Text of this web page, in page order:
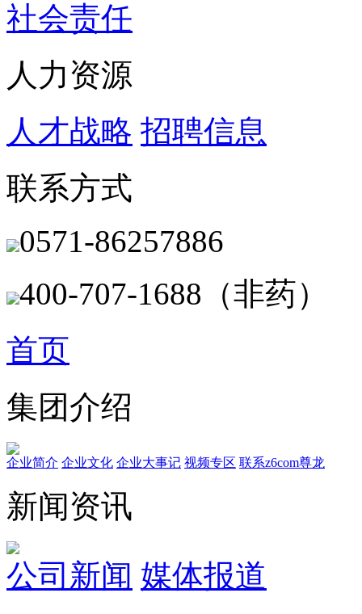
社会责任
人力资源
人才战略 招聘信息
联系方式
0571-86257886
400-707-1688（非药）
首页
集团介绍
企业简介 企业文化 企业⼤事记 视频专区 联系z6com尊龙
新闻资讯
公司新闻 媒体报道